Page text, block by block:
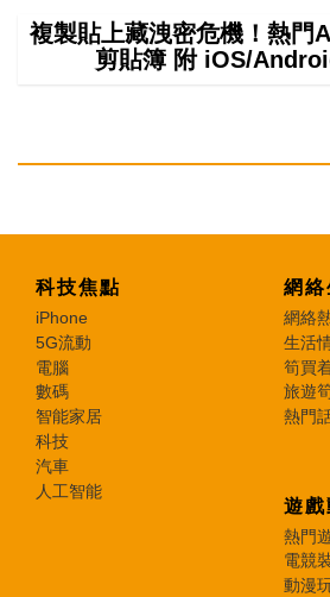
複製貼上藏洩密危機！熱門
剪貼簿 附 iOS/
科技焦點
iPhone
5G流動
電腦
數碼
智能家居
科技
汽車
人工智能
網絡
網絡
生活
筍買
旅遊
熱門
遊戲
熱門
電競
動漫